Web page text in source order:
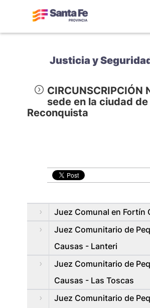
Justicia y
CIRCUNSCRIPCIÓN
sede en la ciudad de
Reconquista
Juez Comunal en Fortí­n
Juez Comunitario de
Causas - Lanteri
Juez Comunitario de
Causas - Las Toscas
Juez Comunitario de